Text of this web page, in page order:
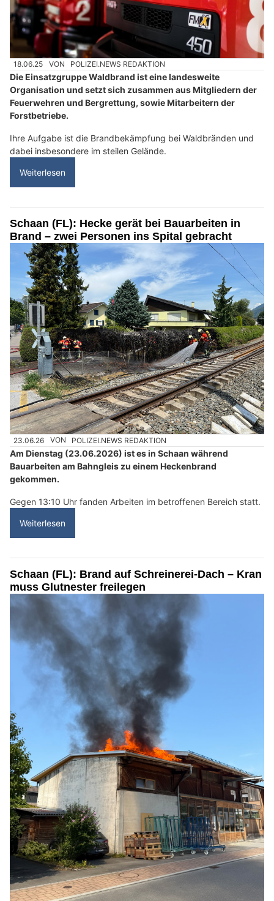
18.06.25 VON POLIZEI.NEWS REDAKTION
Die Einsatzgruppe Waldbrand ist eine landesweite
Organisation und setzt sich zusammen aus Mitgliedern der
Feuerwehren und Bergrettung, sowie Mitarbeitern der
Forstbetriebe.
Ihre Aufgabe ist die Brandbekämpfung bei Waldbränden und
dabei insbesondere im steilen Gelände.
Weiterlesen
Schaan (FL): Hecke gerät bei Bauarbeiten in
Brand – zwei Personen ins Spital gebracht
23.06.26 VON POLIZEI.NEWS REDAKTION
Am Dienstag (23.06.2026) ist es in Schaan während
Bauarbeiten am Bahngleis zu einem Heckenbrand
gekommen.
Gegen 13:10 Uhr fanden Arbeiten im betroffenen Bereich statt.
Weiterlesen
Schaan (FL): Brand auf Schreinerei-Dach – Kran
muss Glutnester freilegen